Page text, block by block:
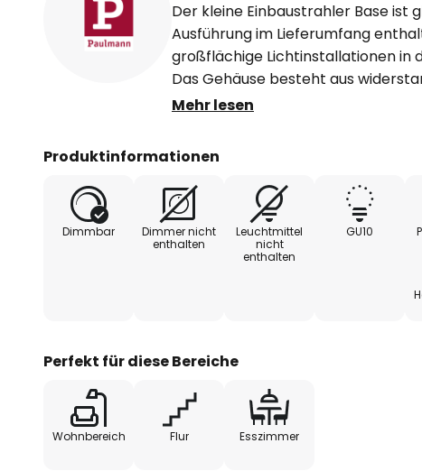
Der kleine Einbaustrahler Base ist
Ausführung im Lieferumfang
großflächige Lichtinstallationen in
Das Gehäuse besteht aus
beherbergt eine GU10-Fassung, in
geschwenkt und im
Mehr lesen
Produktinformationen
Dimmbar
Dimmer nicht
enthalten
Leuchtmittel
nicht
enthalten
GU10
Perfekt für diese Bereiche
Wohnbereich Flur Esszimmer